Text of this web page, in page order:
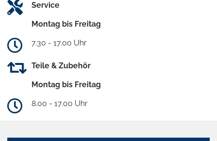
Service
Montag bis Freitag
7.30 - 17.00 Uhr
Teile & Zubehör
Montag bis Freitag
8.00 - 17.00 Uhr